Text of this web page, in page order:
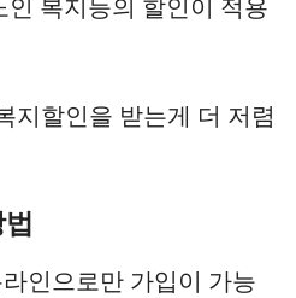
복지등의 할인이 적용
지할인을 받는게 더 저렴
인으로만 가입이 가능